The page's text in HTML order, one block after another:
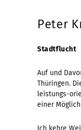
Peter
Stadtflucht
Auf und
Thüringen.
leistungs-
einer
Ich kehre